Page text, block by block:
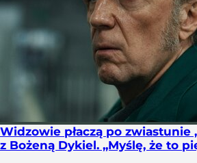
Widzowie płaczą po zwiastunie
z Bożeną Dykiel. „Myślę, że to